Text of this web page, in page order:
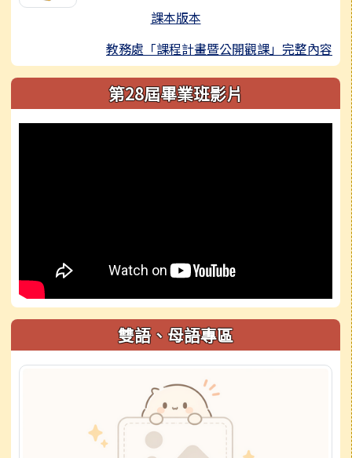
課本版本
教務處「課程計畫暨公開觀課」完整內容
第28屆畢業班影片
雙語、母語專區